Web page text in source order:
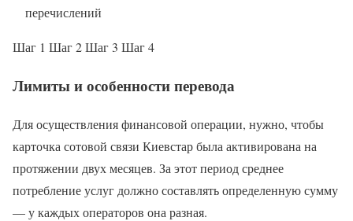
перечислений
Шаг 1 Шаг 2 Шаг 3 Шаг 4
Лимиты и особенности перевода
Для осуществления финансовой операции, нужно, чтобы
карточка сотовой связи Киевстар была активирована на
протяжении двух месяцев. За этот период среднее
потребление услуг должно составлять определенную сумму
— у каждых операторов она разная.